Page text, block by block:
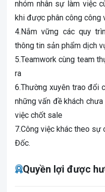
nhóm nhân sự làm việc
khi được phân công công
4.Nắm vững các quy
thông tin sản phẩm dịch
5.Teamwork cùng team
ra
6.Thường xuyên trao đổi
những vấn đề khách
việc chốt sale
7.Công việc khác theo sự
Đốc.
Quyền lợi được